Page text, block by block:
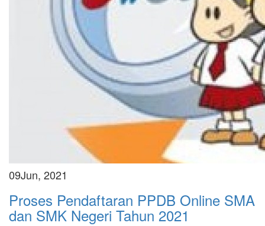
09Jun, 2021
Proses Pendaftaran PPDB Online SMA
dan SMK Negeri Tahun 2021